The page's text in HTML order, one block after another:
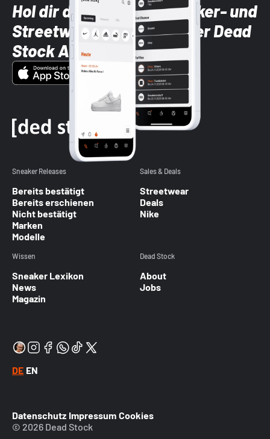
Hol dir die neuesten Sneaker- und
Streetwear-Brands mit der Dead
Stock App
Sneaker Releases
Bereits bestätigt
Bereits erschienen
Nicht bestätigt
Marken
Modelle
Sales & Deals
Streetwear
Deals
Nike
Wissen
Sneaker Lexikon
News
Magazin
Dead Stock
About
Jobs
DE EN
Datenschutz Impressum Cookies
© 2026 Dead Stock